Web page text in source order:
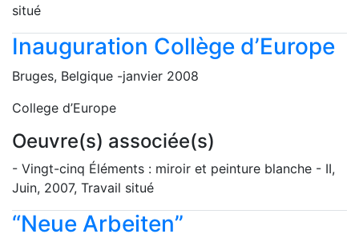
situé
Inauguration Collège d’Europe
Bruges, Belgique -janvier 2008
College d’Europe
Oeuvre(s) associée(s)
- Vingt-cinq Éléments : miroir et peinture blanche - II,
Juin, 2007, Travail situé
“Neue Arbeiten”